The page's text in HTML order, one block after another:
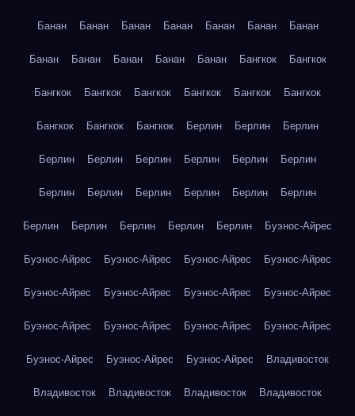
Банан Банан Банан Банан Банан Банан Банан
Банан Банан Банан Банан Банан Бангкок Бангкок
Бангкок Бангкок Бангкок Бангкок Бангкок Бангкок
Бангкок Бангкок Бангкок Берлин Берлин Берлин
Берлин Берлин Берлин Берлин Берлин Берлин
Берлин Берлин Берлин Берлин Берлин Берлин
Берлин Берлин Берлин Берлин Берлин Буэнос-Айрес
Буэнос-Айрес Буэнос-Айрес Буэнос-Айрес Буэнос-Айрес
Буэнос-Айрес Буэнос-Айрес Буэнос-Айрес Буэнос-Айрес
Буэнос-Айрес Буэнос-Айрес Буэнос-Айрес Буэнос-Айрес
Буэнос-Айрес Буэнос-Айрес Буэнос-Айрес Владивосток
Владивосток Владивосток Владивосток Владивосток